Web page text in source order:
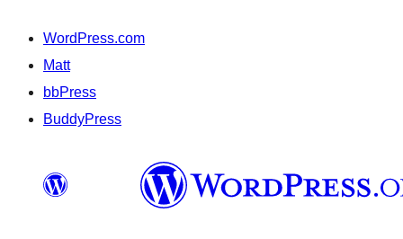
WordPress.com
Matt
bbPress
BuddyPress